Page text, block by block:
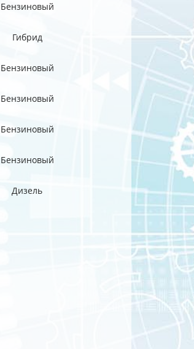
Бензиновый
Гибрид
Бензиновый
Бензиновый
Бензиновый
Бензиновый
Дизель